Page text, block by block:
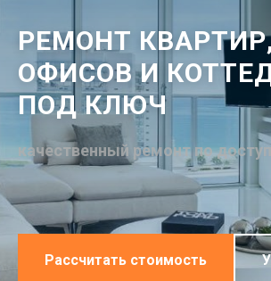
РЕМОНТ
ОФИСОВ И
ПОД КЛЮЧ
качественный ремонт по
Рассчитать стоимость